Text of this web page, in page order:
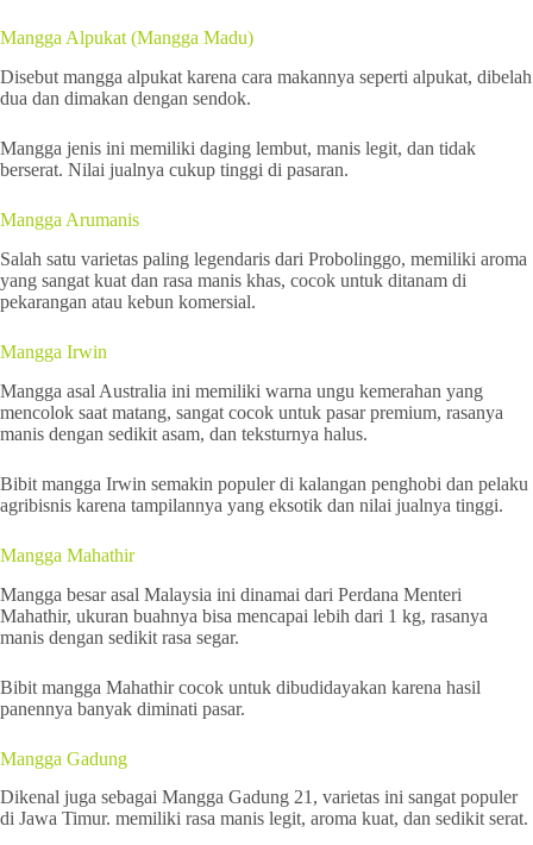
Mangga Alpukat (Mangga Madu)
Disebut mangga alpukat karena cara makannya seperti alpukat, dibelah
dua dan dimakan dengan sendok.
Mangga jenis ini memiliki daging lembut, manis legit, dan tidak
berserat. Nilai jualnya cukup tinggi di pasaran.
Mangga Arumanis
Salah satu varietas paling legendaris dari Probolinggo, memiliki aroma
yang sangat kuat dan rasa manis khas, cocok untuk ditanam di
pekarangan atau kebun komersial.
Mangga Irwin
Mangga asal Australia ini memiliki warna ungu kemerahan yang
mencolok saat matang, sangat cocok untuk pasar premium, rasanya
manis dengan sedikit asam, dan teksturnya halus.
Bibit mangga Irwin semakin populer di kalangan penghobi dan pelaku
agribisnis karena tampilannya yang eksotik dan nilai jualnya tinggi.
Mangga Mahathir
Mangga besar asal Malaysia ini dinamai dari Perdana Menteri
Mahathir, ukuran buahnya bisa mencapai lebih dari 1 kg, rasanya
manis dengan sedikit rasa segar.
Bibit mangga Mahathir cocok untuk dibudidayakan karena hasil
panennya banyak diminati pasar.
Mangga Gadung
Dikenal juga sebagai Mangga Gadung 21, varietas ini sangat populer
di Jawa Timur. memiliki rasa manis legit, aroma kuat, dan sedikit serat.